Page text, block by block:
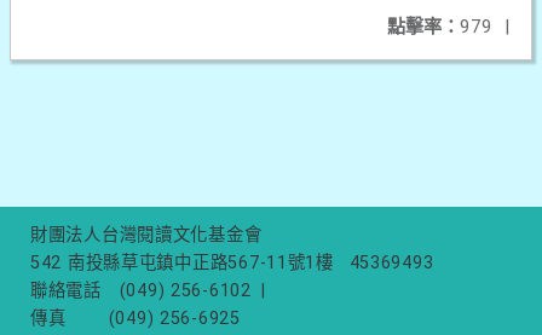
點擊率： 979 |
財團法人台灣閱讀文化基金會
542 南投縣草屯鎮中正路567-11號1樓
45369493
聯絡電話
(049) 256-6102
傳真
(049) 256-6925